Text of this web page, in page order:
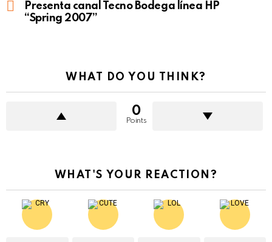
Presenta canal Tecno Bodega línea HP
“Spring 2007”
WHAT DO YOU THINK?
0
Points
WHAT'S YOUR REACTION?